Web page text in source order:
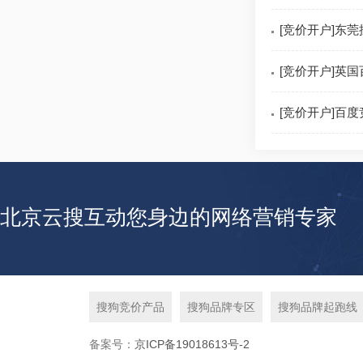
[竞价开户]东
[竞价开户]英
[竞价开户]百
北京云搜互动您身边的网络营销专家
搜狗竞价产品 搜狗品牌专区 搜狗品牌起跑线
备案号： 京ICP备19018613号-2